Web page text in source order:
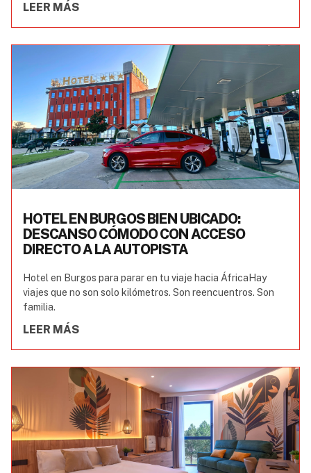
LEER MÁS
HOTEL EN BURGOS BIEN UBICADO:
DESCANSO CÓMODO CON ACCESO
DIRECTO A LA AUTOPISTA
Hotel en Burgos para parar en tu viaje hacia ÁfricaHay
viajes que no son solo kilómetros. Son reencuentros. Son
familia.
LEER MÁS